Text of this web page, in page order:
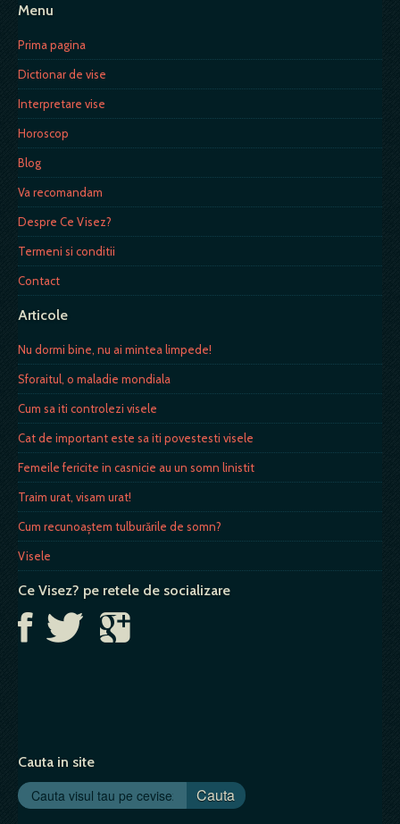
Menu
Prima pagina
Dictionar de vise
Interpretare vise
Horoscop
Blog
Va recomandam
Despre Ce Visez?
Termeni si conditii
Contact
Articole
Nu dormi bine, nu ai mintea limpede!
Sforaitul, o maladie mondiala
Cum sa iti controlezi visele
Cat de important este sa iti povestesti visele
Femeile fericite in casnicie au un somn linistit
Traim urat, visam urat!
Cum recunoaştem tulburările de somn?
Visele
Ce Visez? pe retele de socializare
Cauta in site
Cauta